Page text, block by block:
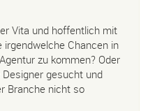
Vita und hoffentlich mit
irgendwelche Chancen in
zu kommen? Oder
gesucht und
Branche nicht so